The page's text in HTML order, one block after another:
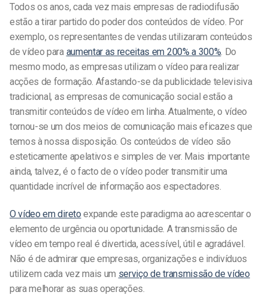
Todos os anos, cada vez mais empresas de radiodifusão
estão a tirar partido do poder dos conteúdos de vídeo. Por
exemplo, os representantes de vendas utilizaram conteúdos
de vídeo para aumentar as receitas em 200% a 300%. Do
mesmo modo, as empresas utilizam o vídeo para realizar
acções de formação. Afastando-se da publicidade televisiva
tradicional, as empresas de comunicação social estão a
transmitir conteúdos de vídeo em linha. Atualmente, o vídeo
tornou-se um dos meios de comunicação mais eficazes que
temos à nossa disposição. Os conteúdos de vídeo são
esteticamente apelativos e simples de ver. Mais importante
ainda, talvez, é o facto de o vídeo poder transmitir uma
quantidade incrível de informação aos espectadores.
O vídeo em direto expande este paradigma ao acrescentar o
elemento de urgência ou oportunidade. A transmissão de
vídeo em tempo real é divertida, acessível, útil e agradável.
Não é de admirar que empresas, organizações e indivíduos
utilizem cada vez mais um serviço de transmissão de vídeo
para melhorar as suas operações.